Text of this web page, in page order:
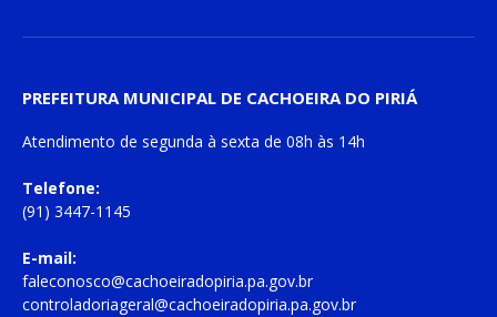
PREFEITURA MUNICIPAL DE CACHOEIRA DO PIRIÁ
Atendimento de segunda à sexta de 08h às 14h
Telefone:
(91) 3447-1145
E-mail:
faleconosco@cachoeiradopiria.pa.gov.br
controladoriageral@cachoeiradopiria.pa.gov.br